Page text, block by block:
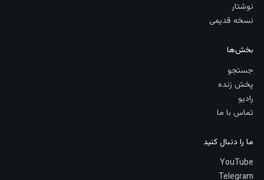
نوشتار
نسخه قدیمی
بخش‌ها
جستجو
پخش زنده
رادیو
تماس با ما
ما را دنبال کنید
YouTube
Telegram